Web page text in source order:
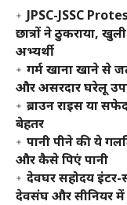
JPSC-JSSC
छात्रों ने ठुकराया,
अभ्यर्थी
गर्म खाना खाने से
और असरदार घरेलू
ब्राउन राइस या
बेहतर
पानी पीने की ये
और कैसे पिएं पानी
देवघर सहोदय इंटर-
देवसंघ और सीनियर में